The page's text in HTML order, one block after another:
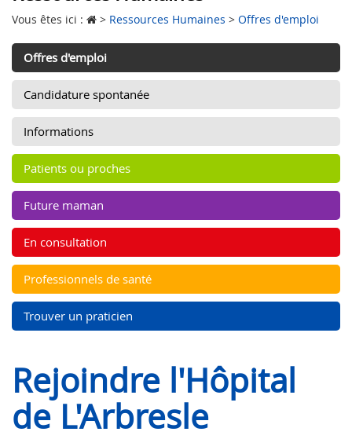
Vous êtes ici : > Ressources Humaines > Offres d'emploi
Offres d'emploi
Candidature spontanée
Informations
Patients ou proches
Future maman
En consultation
Professionnels de santé
Trouver un praticien
Rejoindre l'Hôpital
de L'Arbresle